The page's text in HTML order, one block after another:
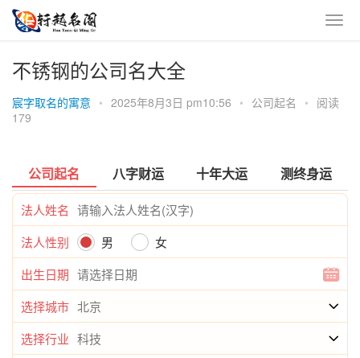
不锈钢的公司名大全
宸字取名的寓意 • 2025年8月3日 pm10:56 • 公司起名 • 阅读
179
公司起名 八字财运 十年大运 测终身运
法人姓名
法人性别
男
女
出生日期
选择城市
选择行业